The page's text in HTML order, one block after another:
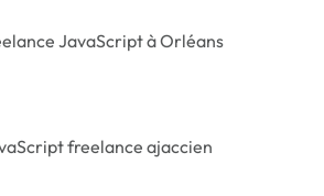
JavaScript à Orléans
freelance ajaccien